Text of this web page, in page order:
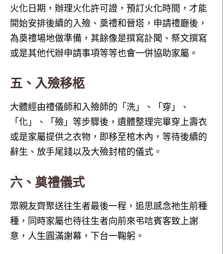
火化日期，辦理火化許可證，預訂火化時間，才能
開始安排後續的入殮、奠禮和晉塔，申請禮廳後，
為奠禮場地做準備，其餘像是撰寫訃聞、祭文撰寫
或是其他代辦申請事項等等也會一併協助家屬。
五、入殮移柩
大體經由禮儀師和入殮師的「洗」、「穿」、
「化」、「殮」等步驟後，遺體整理完畢穿上壽衣
或是家屬提供之衣物，即移至棺木內，等待後續的
辭生、放手尾錢以及大殮封棺的儀式。
六、奠禮儀式
眾親友齊聚送往生者最後一程，追思感念祂生前種
種，同時家屬也待往生者向前來弔唁賓客致上謝
意，人生圓滿謝幕，下台一鞠躬。